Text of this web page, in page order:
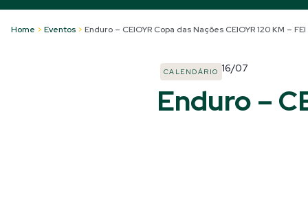
Home > Eventos > Enduro – CEIOYR Copa das Nações CEIOYR 120 KM –
CALENDÁRIO 16/07
Enduro –